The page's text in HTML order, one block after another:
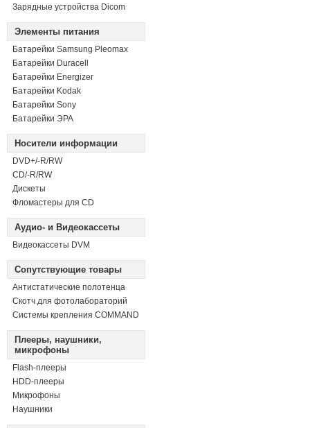
Зарядные устройства Dicom
Элементы питания
Батарейки Samsung Pleomax
Батарейки Duracell
Батарейки Energizer
Батарейки Kodak
Батарейки Sony
Батарейки ЭРА
Носители информации
DVD+/-R/RW
СD/-R/RW
Дискеты
Фломастеры для CD
Аудио- и Видеокассеты
Видеокассеты DVM
Сопутствующие товары
Антистатические полотенца
Скотч для фотолабораторий
Системы крепления COMMAND
Плееры, наушники,
микрофоны
Flash-плееры
HDD-плееры
Микрофоны
Наушники